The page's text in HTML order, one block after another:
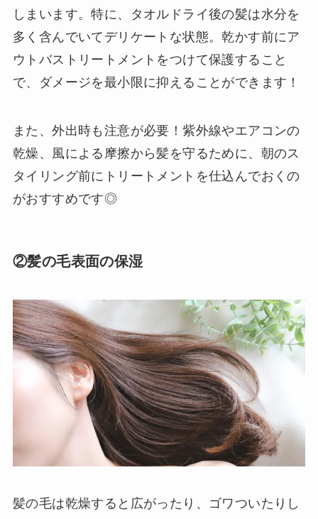
しまいます。特に、タオルドライ後の髪は水分を
多く含んでいてデリケートな状態。乾かす前にア
ウトバストリートメントをつけて保護すること
で、ダメージを最小限に抑えることができます！
また、外出時も注意が必要！紫外線やエアコンの
乾燥、風による摩擦から髪を守るために、朝のス
タイリング前にトリートメントを仕込んでおくの
がおすすめです◎
②髪の毛表面の保湿
髪の毛は乾燥すると広がったり、ゴワついたりし